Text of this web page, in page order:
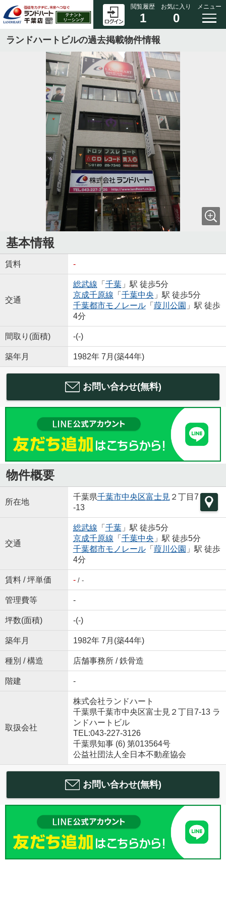
閲覧履歴
1
お気に入り
0
メニュー
ランドハートビルの過去掲載物件情報
基本情報
賃料 -
交通
総武線 「 千葉」駅 徒歩5分
京成千原線 「 千葉中央 」駅 徒歩5分
千葉都市モノレール「 葭川公園 」駅 徒歩
4分
間取り(面積) -(-)
築年月 1982年 7月(築44年)
お問い合わせ(無料)
物件概要
所在地
千葉県千葉市中央区富士見 ２丁目7
-13
交通
総武線 「 千葉」駅 徒歩5分
京成千原線 「 千葉中央 」駅 徒歩5分
千葉都市モノレール「 葭川公園 」駅 徒歩
4分
賃料 / 坪単価 -/ -
管理費等 -
坪数(面積) -(-)
築年月 1982年 7月(築44年)
種別 / 構造 店舗事務所 / 鉄骨造
階建 -
取扱会社
株式会社ランドハート
千葉県千葉市中央区富士見２丁目7-13 ラ
ンドハートビル
TEL:043-227-3126
千葉県知事 (6) 第013564号
公益社団法人全日本不動産協会
お問い合わせ(無料)